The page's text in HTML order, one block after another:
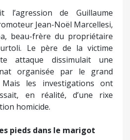
l’agression de Guillaume
Jean-Noël Marcellesi,
beau-frère du propriétaire
Le père de la victime
attaque dissimulait une
organisée par le grand
Mais les investigations ont
en réalité, d’une rixe
homicide.
pieds dans le marigot